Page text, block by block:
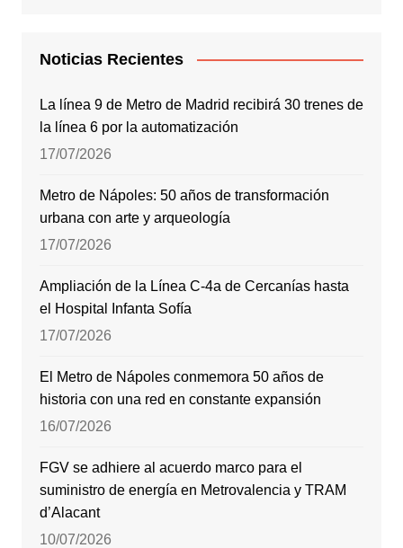
Noticias Recientes
La línea 9 de Metro de Madrid recibirá 30 trenes de
la línea 6 por la automatización
17/07/2026
Metro de Nápoles: 50 años de transformación
urbana con arte y arqueología
17/07/2026
Ampliación de la Línea C-4a de Cercanías hasta
el Hospital Infanta Sofía
17/07/2026
El Metro de Nápoles conmemora 50 años de
historia con una red en constante expansión
16/07/2026
FGV se adhiere al acuerdo marco para el
suministro de energía en Metrovalencia y TRAM
d’Alacant
10/07/2026